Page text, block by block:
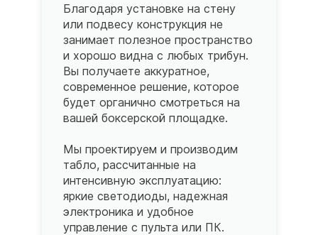
Благодаря установке на стену
или подвесу конструкция не
занимает полезное пространство
и хорошо видна с любых трибун.
Вы получаете аккуратное,
современное решение, которое
будет органично смотреться на
вашей боксерской площадке.
Мы проектируем и производим
табло, рассчитанные на
интенсивную эксплуатацию:
яркие светодиоды, надежная
электроника и удобное
управление с пульта или ПК.